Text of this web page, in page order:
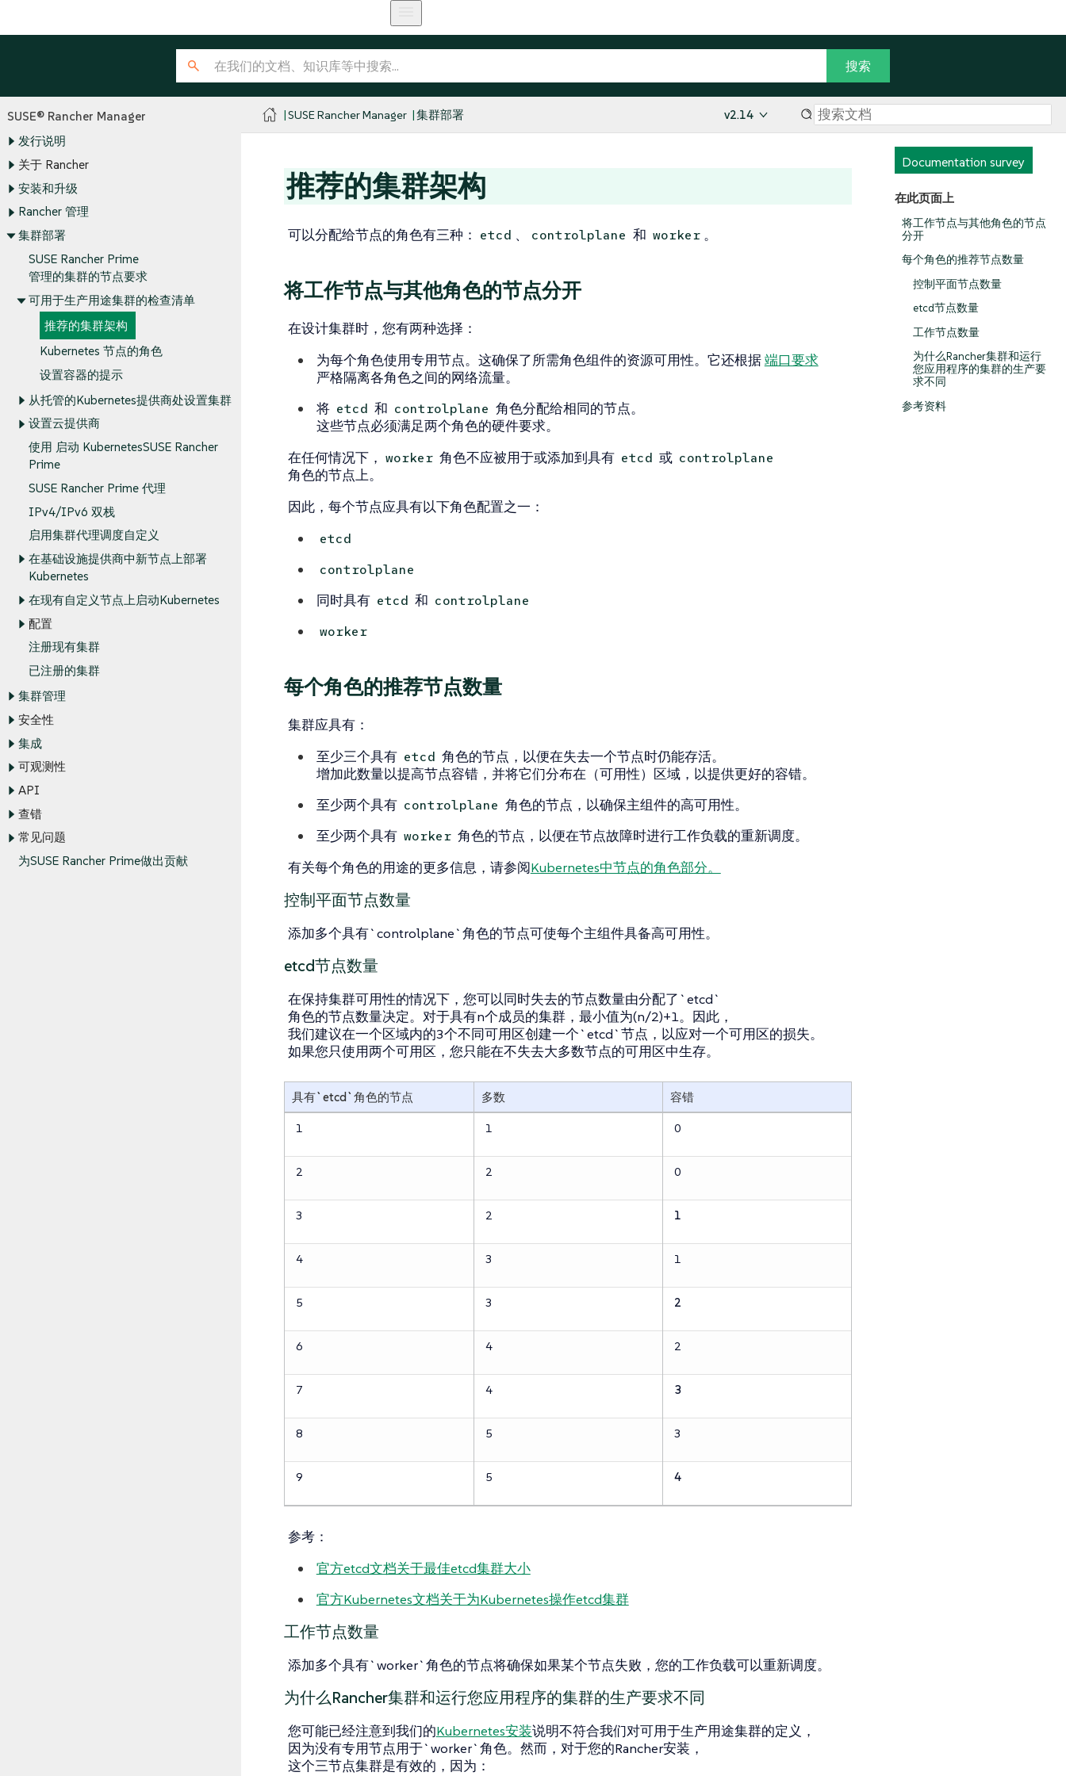
SUSE® Rancher Manager
发行说明
关于 Rancher
安装和升级
Rancher 管理
集群部署
SUSE Rancher Prime
管理的集群的节点要求
可用于生产用途集群的检查清单
推荐的集群架构
Kubernetes 节点的角色
设置容器的提示
从托管的Kubernetes提供商处设置集群
设置云提供商
使用 启动 KubernetesSUSE Rancher
Prime
SUSE Rancher Prime 代理
IPv4/IPv6 双栈
启用集群代理调度自定义
在基础设施提供商中新节点上部署
Kubernetes
在现有自定义节点上启动Kubernetes
配置
注册现有集群
已注册的集群
集群管理
安全性
集成
可观测性
API
查错
常见问题
为SUSE Rancher Prime做出贡献
SUSE Rancher Manager 集群部署 v2.14
Documentation survey
在此页面上
将工作节点与其他角色的节点
分开
每个角色的推荐节点数量
控制平面节点数量
etcd节点数量
工作节点数量
为什么Rancher集群和运行
您应用程序的集群的生产要
求不同
参考资料
推荐的集群架构
可以分配给节点的角色有三种： etcd 、 controlplane 和 worker 。
将工作节点与其他角色的节点分开
在设计集群时，您有两种选择：
为每个角色使用专用节点。这确保了所需角色组件的资源可用性。它还根据端口要求
严格隔离各角色之间的网络流量。
将 etcd 和 controlplane 角色分配给相同的节点。
这些节点必须满足两个角色的硬件要求。
在任何情况下， worker 角色不应被用于或添加到具有 etcd 或 controlplane
角色的节点上。
因此，每个节点应具有以下角色配置之一：
etcd
controlplane
同时具有 etcd 和 controlplane
worker
每个角色的推荐节点数量
集群应具有：
至少三个具有 etcd 角色的节点，以便在失去一个节点时仍能存活。
增加此数量以提高节点容错，并将它们分布在（可用性）区域，以提供更好的容错。
至少两个具有 controlplane 角色的节点，以确保主组件的高可用性。
至少两个具有 worker 角色的节点，以便在节点故障时进行工作负载的重新调度。
有关每个角色的用途的更多信息，请参阅Kubernetes中节点的角色部分。
控制平面节点数量
添加多个具有`controlplane`角色的节点可使每个主组件具备高可用性。
etcd节点数量
在保持集群可用性的情况下，您可以同时失去的节点数量由分配了`etcd`
角色的节点数量决定。对于具有n个成员的集群，最小值为(n/2)+1。因此，
我们建议在一个区域内的3个不同可用区创建一个`etcd`节点，以应对一个可用区的损失。
如果您只使用两个可用区，您只能在不失去大多数节点的可用区中生存。
具有`etcd`角色的节点 多数 容错
1 1 0
2 2 0
3 2 1
4 3 1
5 3 2
6 4 2
7 4 3
8 5 3
9 5 4
参考：
官方etcd文档关于最佳etcd集群大小
官方Kubernetes文档关于为Kubernetes操作etcd集群
工作节点数量
添加多个具有`worker`角色的节点将确保如果某个节点失败，您的工作负载可以重新调度。
为什么Rancher集群和运行您应用程序的集群的生产要求不同
您可能已经注意到我们的Kubernetes安装说明不符合我们对可用于生产用途集群的定义，
因为没有专用节点用于`worker`角色。然而，对于您的Rancher安装，
这个三节点集群是有效的，因为：